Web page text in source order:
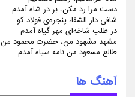
دست مرا رد مکن، بر در شاه آمدم
شافی دار الشفا، پنجره‌ی فولاد کو
در طلب شاخه‌ای مهر گیاه آمدم
مشهد مشهود من، حضرت محمود من
طالع مسعود من نامه سیاه آمدم
آهنگ ها